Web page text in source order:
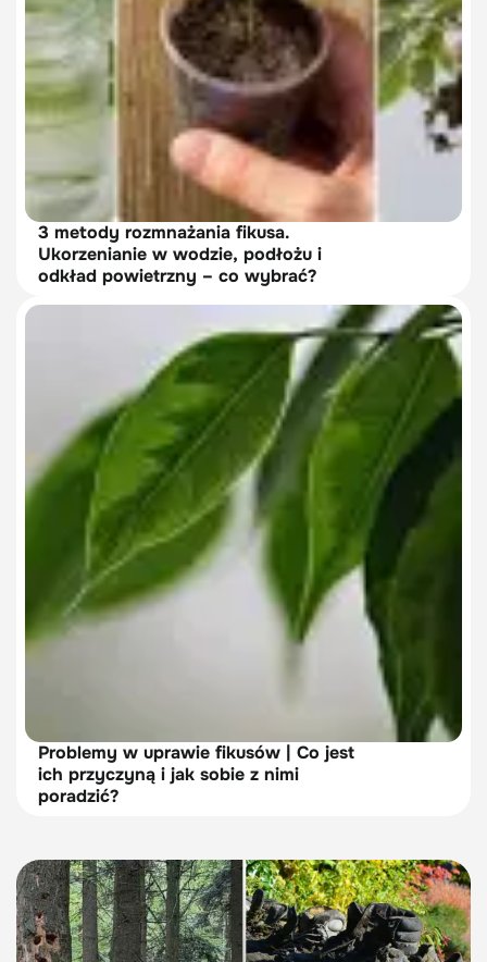
3 metody rozmnażania fikusa.
Ukorzenianie w wodzie, podłożu i
odkład powietrzny – co wybrać?
Problemy w uprawie fikusów | Co jest
ich przyczyną i jak sobie z nimi
poradzić?